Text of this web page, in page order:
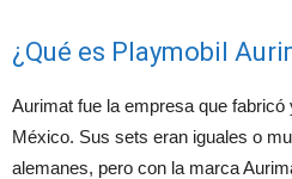
¿Qué es Playmobil
Aurimat fue la empresa que
México. Sus sets eran iguales o
alemanes, pero con la marca